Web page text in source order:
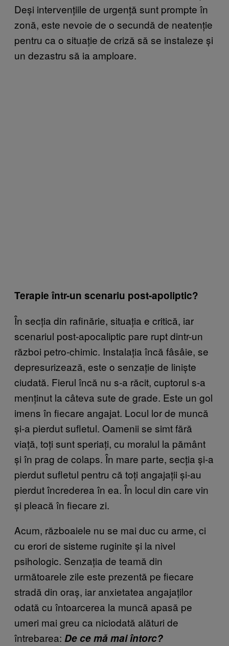
Deși intervențiile de urgență sunt prompte în
zonă, este nevoie de o secundă de neatenție
pentru ca o situație de criză să se instaleze și
un dezastru să ia amploare.
Terapie într-un scenariu post-apoliptic?
În secția din rafinărie, situația e critică, iar
scenariul post-apocaliptic pare rupt dintr-un
război petro-chimic. Instalația încă fâsâie, se
depresurizează, este o senzație de liniște
ciudată. Fierul încă nu s-a răcit, cuptorul s-a
menținut la câteva sute de grade. Este un gol
imens în fiecare angajat. Locul lor de muncă
și-a pierdut sufletul. Oamenii se simt fără
viață, toți sunt speriați, cu moralul la pământ
și în prag de colaps. În mare parte, secția și-a
pierdut sufletul pentru că toți angajații și-au
pierdut încrederea în ea. În locul din care vin
și pleacă în fiecare zi.
Acum, războaiele nu se mai duc cu arme, ci
cu erori de sisteme ruginite și la nivel
psihologic. Senzația de teamă din
următoarele zile este prezentă pe fiecare
stradă din oraș, iar anxietatea angajaților
odată cu întoarcerea la muncă apasă pe
umeri mai greu ca niciodată alături de
întrebarea: De ce mă mai întorc?